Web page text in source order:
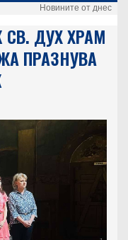
Новините от днес
ДУХ ХРАМ
ПРАЗНУВА